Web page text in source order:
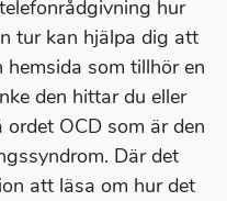
hur
tur kan hjälpa dig att
som tillhör en
den hittar du eller
OCD som är den
Där det
att läsa om hur det